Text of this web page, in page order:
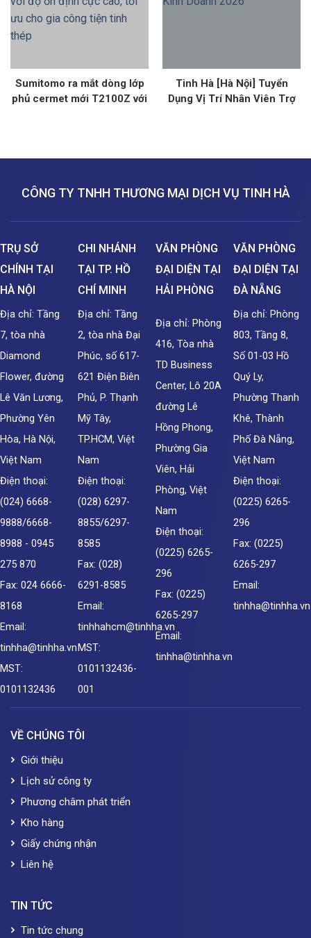
Sumitomo ra mắt dòng lớp
phủ cermet mới T2100Z với
Tinh Hà [Hà Nội] Tuyển
Dụng Vị Trí Nhân Viên Trợ
CÔNG TY TNHH THƯƠNG MẠI DỊCH VỤ TINH HÀ
TRỤ SỞ
CHÍNH TẠI
HÀ NỘI
Địa chỉ: Tầng
7, tòa nhà
Diamond
Flower, đường
Lê Văn Lương,
Phường Yên
Hòa, Hà Nội,
Việt Nam
Điện thoại:
(024) 6668-
9888/6668-
8988 - 0945
275 870
Fax: 024 6666-
8168
Email:
tinhha@tinhha.vn
MST:
0101132436
CHI NHÁNH
TẠI TP. HỒ
CHÍ MINH
Địa chỉ: Tầng
2, tòa nhà Đại
Phúc, số 617-
621 Điện Biên
Phủ, P. Thạnh
Mỹ Tây,
TP.HCM, Việt
Nam
Điện thoại:
(028) 6297-
8855/6297-
8585
Fax: (028)
6291-8585
Email:
tinhhahcm@tinhha.vn
MST:
0101132436-
001
VĂN PHÒNG
ĐẠI DIỆN TẠI
HẢI PHÒNG
Địa chỉ: Phòng
416, Tòa nhà
TD Business
Center, Lô 20A
đường Lê
Hồng Phong,
Phường Gia
Viên, Hải
Phòng, Việt
Nam
Điện thoại:
(0225) 6265-
296
Fax: (0225)
6265-297
Email:
tinhha@tinhha.vn
VĂN PHÒNG
ĐẠI DIỆN TẠI
ĐÀ NẴNG
Địa chỉ: Phòng
803, Tầng 8,
Số 01-03 Hồ
Quý Ly,
Phường Thanh
Khê, Thành
Phố Đà Nẵng,
Việt Nam
Điện thoại:
(0225) 6265-
296
Fax: (0225)
6265-297
Email:
tinhha@tinhha.vn
VỀ CHÚNG TÔI
Giới thiệu
Lịch sử công ty
Phương châm phát triển
Kho hàng
Giấy chứng nhận
Liên hệ
TIN TỨC
Tin tức chung